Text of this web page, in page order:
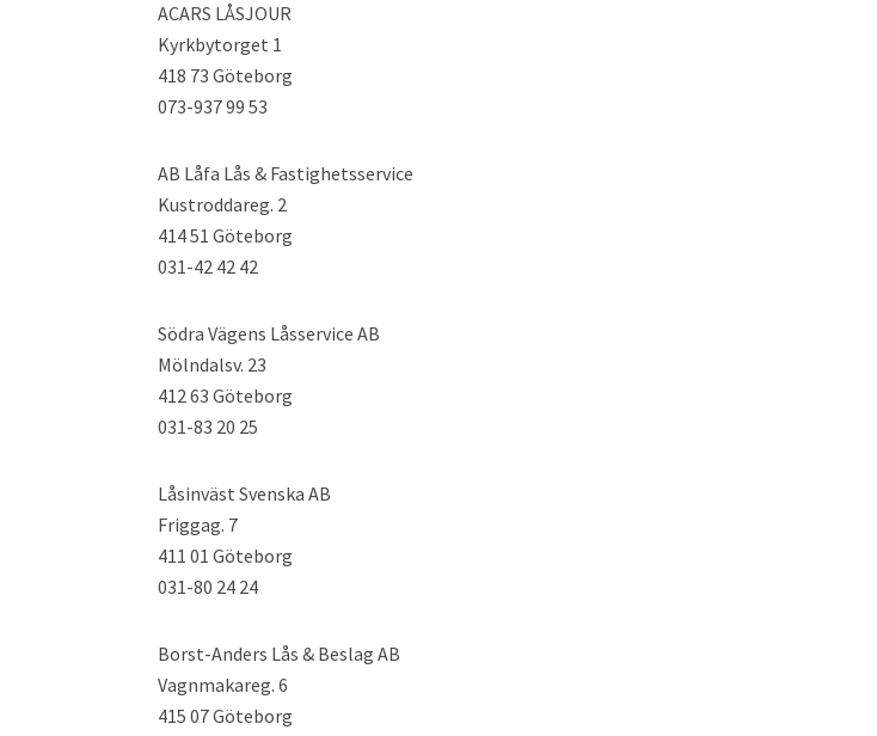
ACARS LÅSJOUR
Kyrkbytorget 1
418 73 Göteborg
073-937 99 53
AB Låfa Lås & Fastighetsservice
Kustroddareg. 2
414 51 Göteborg
031-42 42 42
Södra Vägens Låsservice AB
Mölndalsv. 23
412 63 Göteborg
031-83 20 25
Låsinväst Svenska AB
Friggag. 7
411 01 Göteborg
031-80 24 24
Borst-Anders Lås & Beslag AB
Vagnmakareg. 6
415 07 Göteborg